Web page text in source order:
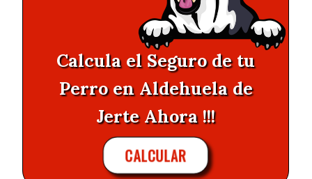
Calcula el Seguro de tu
Perro en Aldehuela de
Jerte Ahora !!!
CALCULAR